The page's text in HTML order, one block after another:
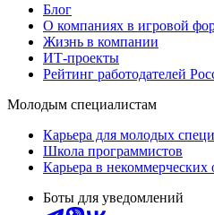
Блог
О компаниях в игровой
Жизнь в компании
ИТ-проекты
Рейтинг работодателей
Молодым специалистам
Карьера для молодых
Школа программистов
Карьера в некоммерческих
Боты для уведомлений